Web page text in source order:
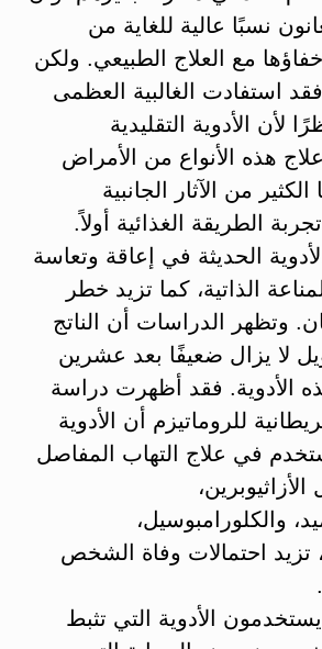
نسبًا عالية للغاية من
مع العلاج الطبيعي. ولكن
استفادت الغالبية العظمى
الأدوية التقليدية
هذه الأنواع من الأمراض
من الآثار الجانبية
الطريقة الغذائية أولاً.
الحديثة في إعاقة وتعاسة
الذاتية، كما تزيد خطر
وتظهر الدراسات أن الناتج
لا يزال ضعيفًا بعد عشرين
الأدوية. فقد أظهرت دراسة
للروماتيزم أن الأدوية
في علاج التهاب المفاصل
والكلورامبوسيل،
تزيد احتمالات وفاة الشخص
الأدوية التي تثبط